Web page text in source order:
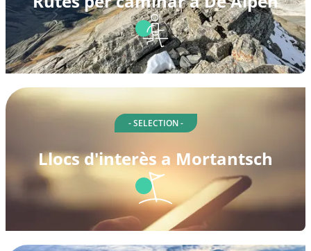
- SELECTION -
Llocs d'interès a Mortantsch